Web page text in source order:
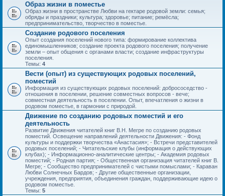
Образ жизни в поместье
Образ жизни в пространстве Любви на гектаре родовой земли: семья;
обряды и праздники; культура; здоровье; питание; ремёсла;
предпринимательство, творчество в поместье.
Создание родового поселения
Опыт создания поселений нового типа: формирование коллектива
единомышленников; создание проекта родового поселения; получение
земли – опыт общения с органами власти; создание инфраструктуры
поселения.
Темы: 4
Вести (опыт) из существующих родовых поселений,
поместий
Информация из существующих родовых поселений: добрососедство -
отношения в поселении, решение совместных вопросов - вече;
совместная деятельность в поселении. Опыт, впечатления о жизни в
родовом поместье, в гармонии с природой.
Движение по созданию родовых поместий и его
деятельность
Развитие Движения читателей книг В.Н. Мегре по созданию родовых
поместий. Освещение направлений деятельности Движения: - Фонд
культуры и поддержки творчества «Анастасия»; - Встречи представителей
родовых поселений; - Читательские клубы (информация о действующих
клубах); - Информационно-аналитические центры; - Академия родовых
поместий; - Родная партия; - Общественная организация читателей книг В.
Мегре; - Сообщество предпринимателей с чистыми помыслами; - Караван
Любви Солнечных Бардов; - Другие общественные организации,
учреждения, предприятия, объединения граждан, поддерживающие идею о
родовом поместье.
Темы: 5